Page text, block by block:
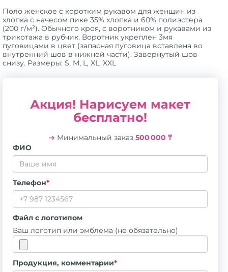
Поло женское с коротким рукавом для женщин из
хлопка с начесом пике 35% хлопка и 60% полиэстера
(200 г/м²). Обычного кроя, с воротником и рукавами из
трикотажа в рубчик. Воротник укреплен 3мя
пуговицами в цвет (запасная пуговица вставлена во
внутренний шов в нижней части). Завернутый шов
снизу. Размеры: S, M, L, XL, XXL
Акция! Нарисуем макет
бесплатно!
➔ Минимальный заказ 500 000 ₸
ФИО
Телефон*
Файл с логотипом
Ваш логотип или эмблема (не обязательно)
Продукция, комментарии*